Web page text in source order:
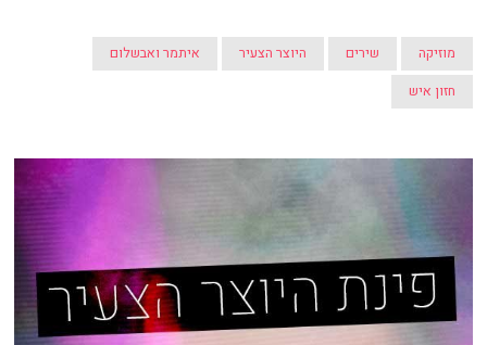
מוזיקה שירים היוצר הצעיר
איתמר ואבשלום
חזון איש